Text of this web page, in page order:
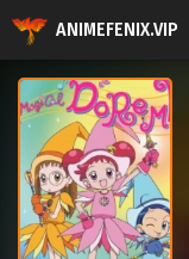
ANIMEFENIX.VIP